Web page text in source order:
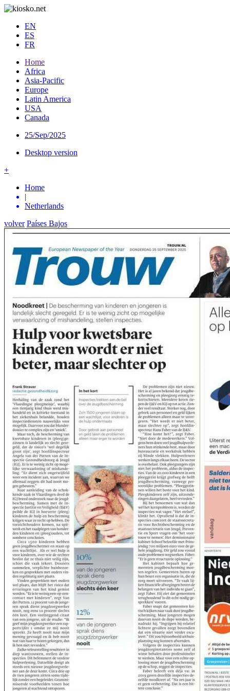
EN
ES
FR
Home
Africa
Asia-Pacific
Europe
Latin America
USA
Canada
25/Sep/2025
Desktop version
+
Home
|
Netherlands
volver Países Bajos